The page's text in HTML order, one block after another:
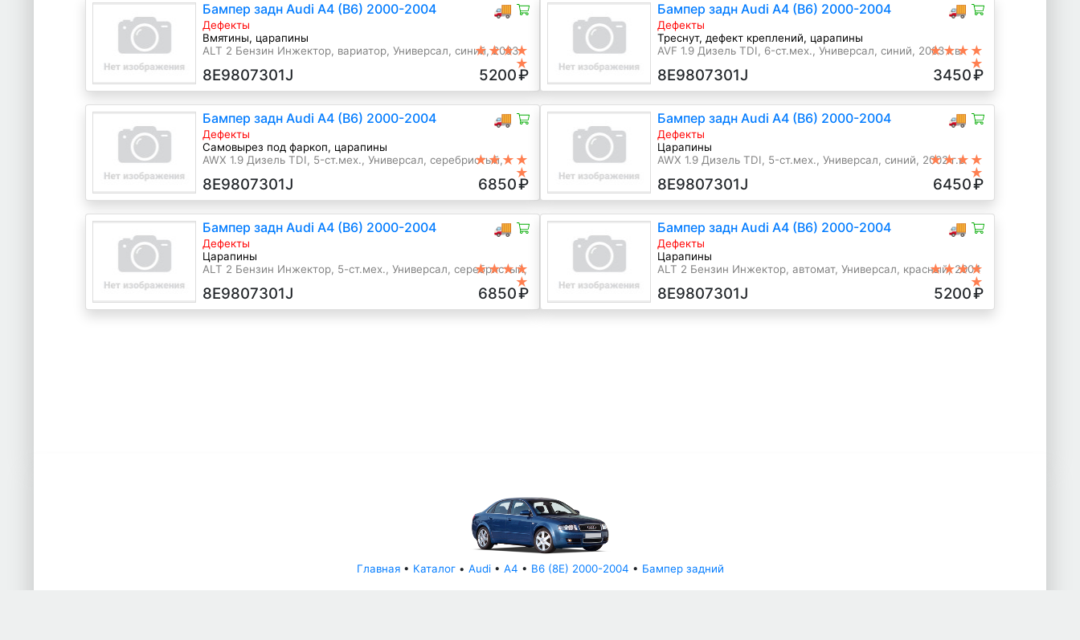
🚚
Бампер задн Audi A4 (B6) 2000-2004
Дефекты
Вмятины, царапины
ALT 2 Бензин Инжектор, вариатор, Универсал, синий, 2003
★★★★
★
8E9807301J 5200₽
🚚
Бампер задн Audi A4 (B6) 2000-2004
Дефекты
Треснут, дефект креплений, царапины
AVF 1.9 Дизель TDI, 6-ст.мех., Универсал, синий, 2003 г.в.
★★★★
★
8E9807301J 3450₽
🚚
Бампер задн Audi A4 (B6) 2000-2004
Дефекты
Самовырез под фаркоп, царапины
AWX 1.9 Дизель TDI, 5-ст.мех., Универсал, серебристый,★★★★
★
8E9807301J 6850₽
🚚
Бампер задн Audi A4 (B6) 2000-2004
Дефекты
Царапины
AWX 1.9 Дизель TDI, 5-ст.мех., Универсал, синий, 2002 г.в.
★★★★
★
8E9807301J 6450₽
🚚
Бампер задн Audi A4 (B6) 2000-2004
Дефекты
Царапины
ALT 2 Бензин Инжектор, 5-ст.мех., Универсал, серебристый,
★★★★
★
8E9807301J 6850₽
🚚
Бампер задн Audi A4 (B6) 2000-2004
Дефекты
Царапины
ALT 2 Бензин Инжектор, автомат, Универсал, красный, 2004
★★★★
★
8E9807301J 5200₽
Главная• Каталог• Audi• A4 • B6 (8E) 2000-2004 • Бампер задний